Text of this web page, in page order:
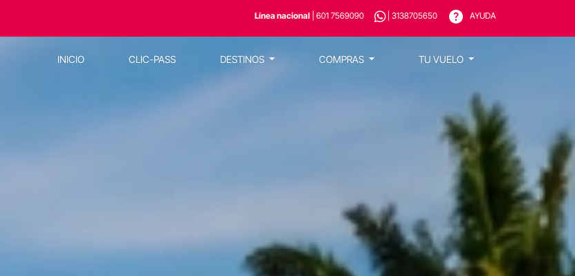
Línea nacional | 601 7569090 | 3138705650 AYUDA
INICIO CLIC-PASS DESTINOS COMPRAS TU VUELO